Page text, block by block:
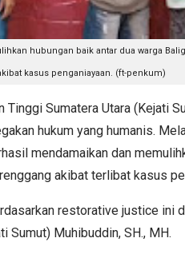
hubungan baik antar dua warga
kasus penganiayaan. (ft-penkum)
Tinggi Sumatera Utara (Kejati
hukum yang humanis.
mendamaikan dan
akibat terlibat kasus
restorative justice ini
Sumut) Muhibuddin, SH., MH.